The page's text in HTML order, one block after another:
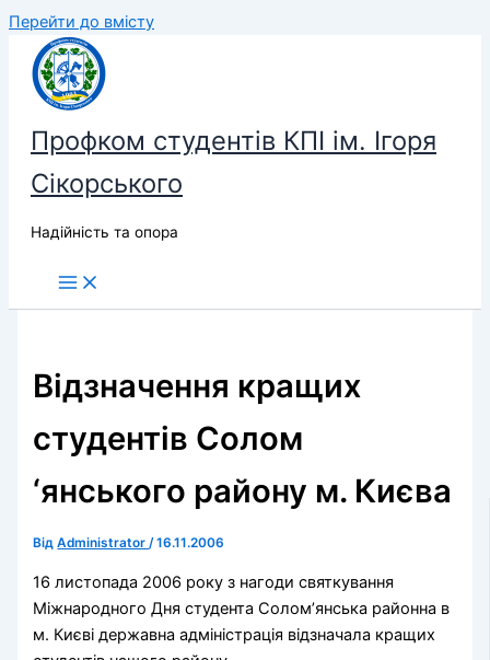
Перейти до вмісту
Профком студентів КПІ ім. Ігоря
Сікорського
Надійність та опора
Відзначення кращих
студентів Солом
‘янського району м. Києва
ВідAdministrator/16.11.2006
16 листопада 2006 року з нагоди святкування
Міжнародного Дня студента Солом’янська районна в
м. Києві державна адміністрація відзначала кращих